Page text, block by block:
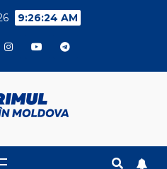
9:26:25 AM